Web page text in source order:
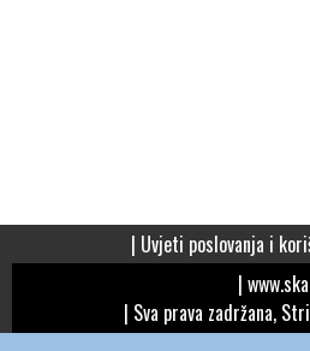
| Uvjeti poslovanja i
|
| Sva prava zadržana,